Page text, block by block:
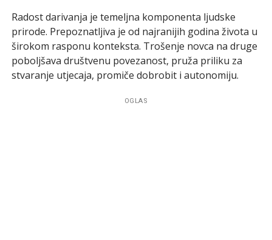
Radost darivanja je temeljna komponenta ljudske
prirode. Prepoznatljiva je od najranijih godina života u
širokom rasponu konteksta. Trošenje novca na druge
poboljšava društvenu povezanost, pruža priliku za
stvaranje utjecaja, promiče dobrobit i autonomiju.
OGLAS